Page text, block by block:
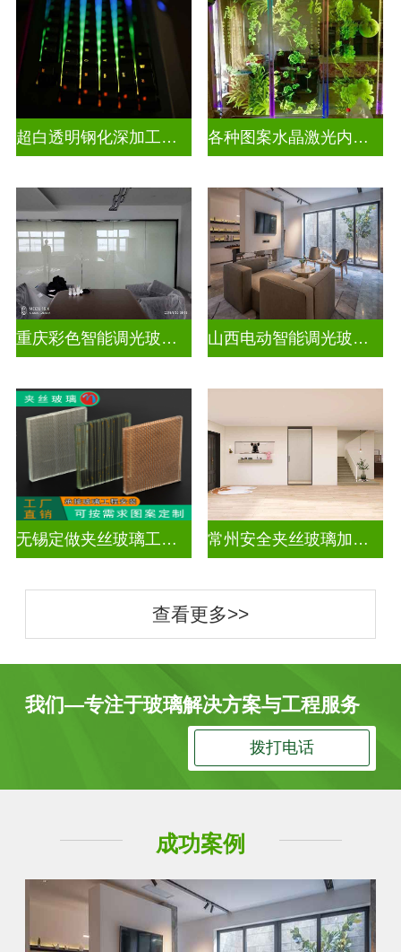
超白透明钢化深加工激光内雕屏风 各种图案水晶激光内雕发光艺术玻璃
重庆彩色智能调光玻璃定制公司 山西电动智能调光玻璃价格多少钱
无锡定做夹丝玻璃工厂地址 常州安全夹丝玻璃加工厂
查看更多>>
我们—专注于玻璃解决方案与工程服务
拨打电话
成功案例